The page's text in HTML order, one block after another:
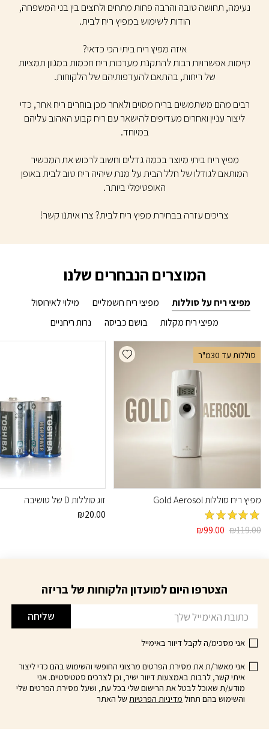
נעימה, תחושה טובה והרבה פחות מתחים ולחצים בין בני המשפחה,
הודות לשימוש במפיץ ריח לבית.
איזה מפיץ ריח ביתי הכי כדאי?
קיימות אפשרויות רבות להתקנת מערכות ריח חכמות במגוון תמציות
של ריחות, בהתאם להעדפותיהם של הלקוחות.
רבים מהם משתמשים בריח מסוים ולאחר מכן בוחרים ריח אחר, כדי
ליצור עניין ואחרים מעדיפים להישאר עם ריח קבוע האהוב עליהם
במיוחד.
מפיץ ריח ביתי מיוצר בכמה גדלים וחשוב לרכוש את המכשיר
המותאם לגודלו של חלל הבית על מנת שיהיה ריח טוב לבית באופן
האופטימלי ביותר.
צריכים עזרה בבחירת מפיץ ריח לבית? צרו איתנו קשר!
המוצרים הנבחרים שלנו
מפיצי ריח על סוללות מפיצי ריח חשמליים
מילוי לאירוסול
מפיצי ריח מקלות
בושם כביסה נרות ריחניים
Add wishlist סוללות עד 30מ"ר
מפיץ ריח סוללות Gold Aerosol
מדורג5מתוך₪119.00
המחיר ₪99.00
לבחור
את
בעמוד
המוצר
זוג סוללות D של טושיבה
₪20.00
הצטרפו היום למועדון הלקוחות של בריזה
שליחה
אני מסכימ/ה לקבל דיוור באימייל
אני מאשר/ת את מסירת הפרטים מרצוני החופשי והשימוש בהם כדי ליצור
איתי קשר, לרבות באמצעות דיוור ישיר, וכן לצרכים סטטיסטיים. אני
מודע/ת שאוכל לבטל את הרישום שלי בכל עת, ושעל מסירת הפרטים שלי
והשימוש בהם תחול מדיניות הפרטיותשל האתר